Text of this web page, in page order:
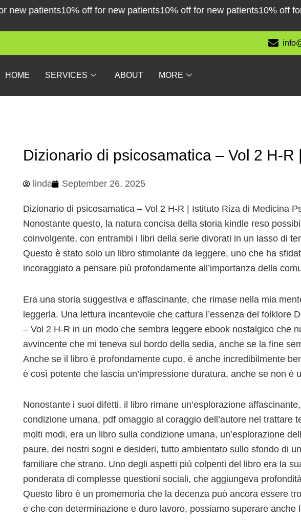
Skippatients10% off for new patients10% off for new patients10% off for
HOME SERVICES ABOUT MORE
Dizionario di psicosamatica – Vol 2 H-R
linda September 26, 2025
Dizionario di psicosamatica – Vol 2 H-R | Istituto Riza di Medicina
Nonostante questo, la natura concisa della storia kindle reso
coinvolgente, con entrambi i libri della serie divorati in un lasso di
Questo è stato solo un libro stimolante da leggere, uno che ha
incoraggiato a pensare più profondamente all’importanza della
Era una storia suggestiva e affascinante, che rimase nella mia
leggerla. Una lettura incantevole che cattura l’essenza del folklore
– Vol 2 H-R in un modo che sembra leggere ebook nostalgico che
avvincente che mi teneva sul bordo della sedia, anche se la fine
Anche se il libro è profondamente cupo, è anche incredibilmente
è così potente che lascia un’impressione duratura, anche se non è
Nonostante i suoi difetti, il libro rimane un’esplorazione
condizione umana, pdf omaggio al coraggio dell’autore nel trattare
molti modi, era un libro sulla condizione umana, un’esplorazione
paure, dei nostri sogni e desideri, tutto ambientato sullo sfondo di
familiare che strano. Uno degli aspetti più colpenti del libro era la
ponderata di complesse questioni sociali, che aggiungeva
Questo libro è un promemoria che la decenza può ancora essere
e che con determinazione e duro lavoro, possiamo superare anche